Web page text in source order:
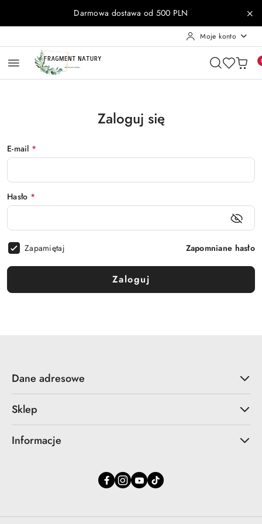
Przejdź do treści głównej
Przejdź do wyszukiwarki
Przejdź do moje konto
Przejdź do menu głównego
Przejdź do stopkiDarmowa dostawa od 500 PLN
Moje konto
Zaloguj się
E-mail *
Hasło *
Zapamiętaj Zapomniane hasło
Zaloguj
Dane adresowe
Sklep
Informacje